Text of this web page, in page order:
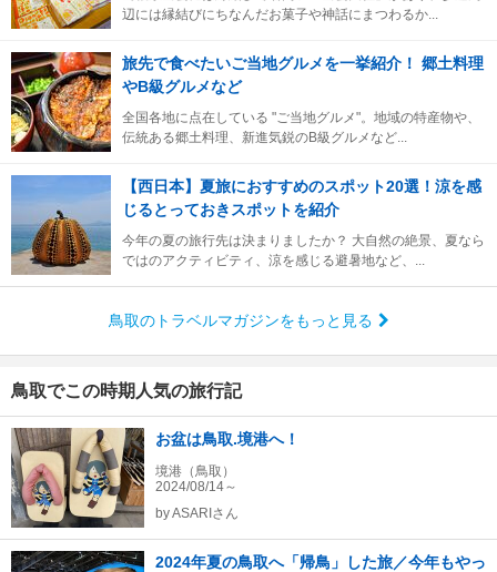
辺には縁結びにちなんだお菓子や神話にまつわるか...
旅先で食べたいご当地グルメを一挙紹介！ 郷土料理
やB級グルメなど
全国各地に点在している "ご当地グルメ"。地域の特産物や、
伝統ある郷土料理、新進気鋭のB級グルメなど...
【西日本】夏旅におすすめのスポット20選！涼を感
じるとっておきスポットを紹介
今年の夏の旅行先は決まりましたか？ 大自然の絶景、夏なら
ではのアクティビティ、涼を感じる避暑地など、...
鳥取のトラベルマガジンをもっと見る
鳥取でこの時期人気の旅行記
お盆は鳥取.境港へ！
境港（鳥取）
2024/08/14～
byASARIさん
2024年夏の鳥取へ「帰鳥」した旅／今年もやっ